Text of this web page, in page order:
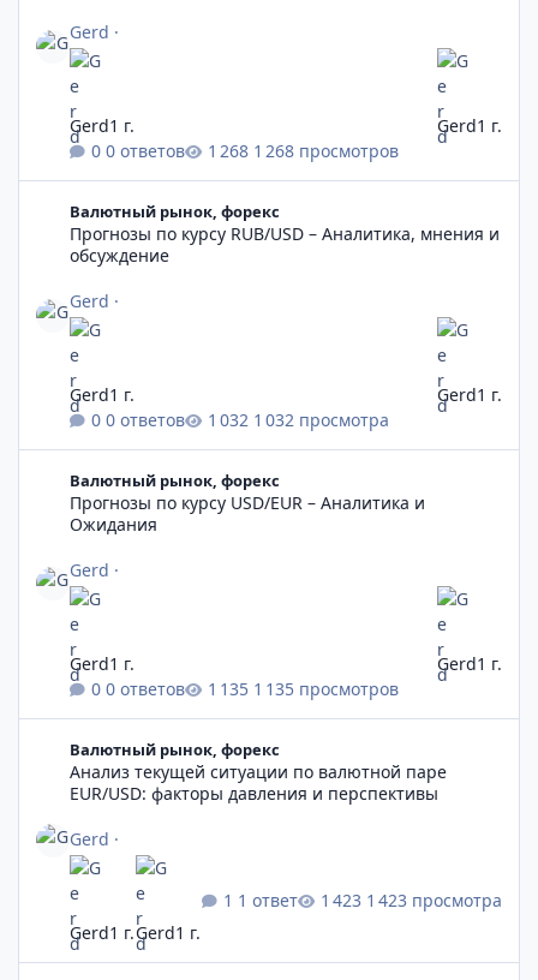
Gerd ·
0 ответов 1 268 просмотров
Gerd1 г. Gerd1 г.
Валютный рынок, форекс
Прогнозы по курсу RUB/USD – Аналитика, мнения и
обсуждение
Gerd ·
0 ответов 1 032 просмотра
Gerd1 г. Gerd1 г.
Валютный рынок, форекс
Прогнозы по курсу USD/EUR – Аналитика и
Ожидания
Gerd ·
0 ответов 1 135 просмотров
Gerd1 г. Gerd1 г.
Валютный рынок, форекс
Анализ текущей ситуации по валютной паре
EUR/USD: факторы давления и перспективы
Gerd ·
1 ответ
1 423 просмотра
Gerd1 г.Gerd1 г.